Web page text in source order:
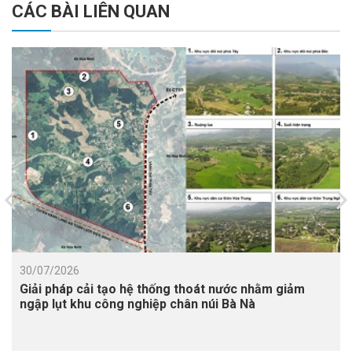
CÁC BÀI LIÊN QUAN
30/07/2026
Giải pháp cải tạo hệ thống thoát nước nhằm giảm
ngập lụt khu công nghiệp chân núi Bà Nà